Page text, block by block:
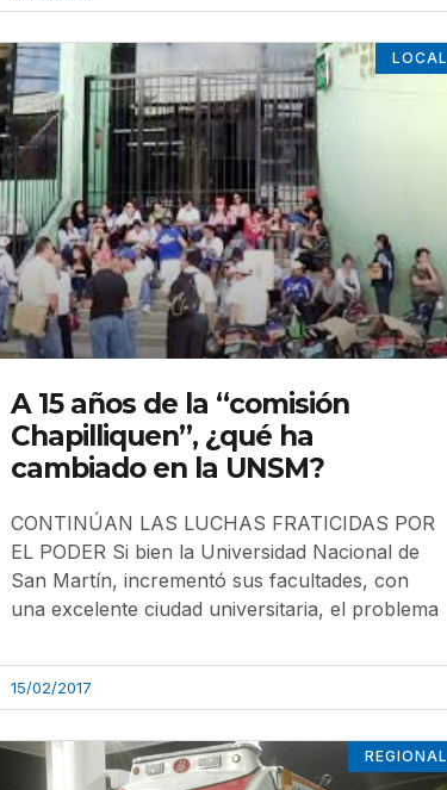
LOCAL
A 15 años de la “comisión
Chapilliquen”, ¿qué ha
cambiado en la UNSM?
CONTINÚAN LAS LUCHAS FRATICIDAS POR
EL PODER Si bien la Universidad Nacional de
San Martín, incrementó sus facultades, con
una excelente ciudad universitaria, el problema
15/02/2017
REGIONAL